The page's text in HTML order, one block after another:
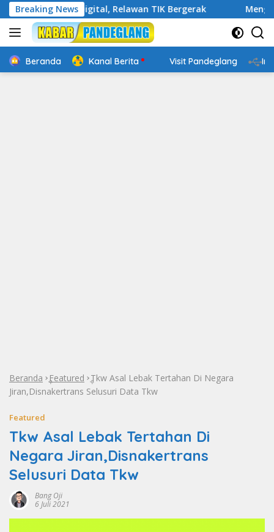
Langsung
ke
konten
Breaking News
Digital, Relawan TIK Bergerak Mengenal
Beranda Kanal Berita Visit Pandeglang
Beranda »Featured »Tkw Asal Lebak Tertahan Di Negara
Jiran,Disnakertrans Selusuri Data Tkw
Featured
Tkw Asal Lebak Tertahan Di
Negara Jiran,Disnakertrans
Selusuri Data Tkw
Bang Oji
6 Juli 2021